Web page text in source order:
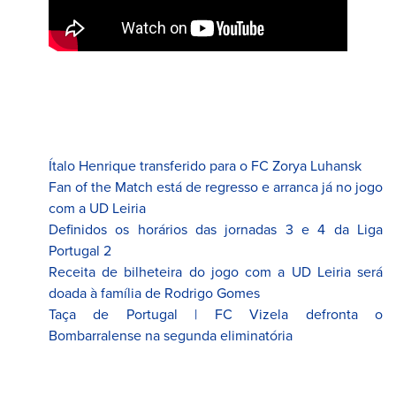
Ítalo Henrique transferido para o FC Zorya Luhansk
Fan of the Match está de regresso e arranca já no jogo
com a UD Leiria
Definidos os horários das jornadas 3 e 4 da Liga
Portugal 2
Receita de bilheteira do jogo com a UD Leiria será
doada à família de Rodrigo Gomes
Taça de Portugal | FC Vizela defronta o
Bombarralense na segunda eliminatória